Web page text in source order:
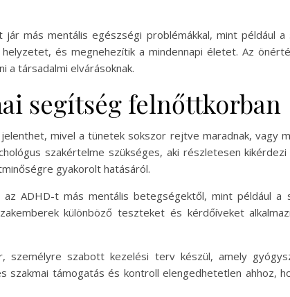
más mentális egészségi problémákkal, mint például
és megnehezítik a mindennapi életet. Az
a társadalmi elvárásoknak.
segítség felnőttkorban
mivel a tünetek sokszor rejtve maradnak, vagy
szakértelme szükséges, aki részletesen
gyakorolt hatásáról.
ADHD-t más mentális betegségektől, mint például a
különböző teszteket és kérdőíveket
személyre szabott kezelési terv készül, amely
szakmai támogatás és kontroll elengedhetetlen ahhoz,